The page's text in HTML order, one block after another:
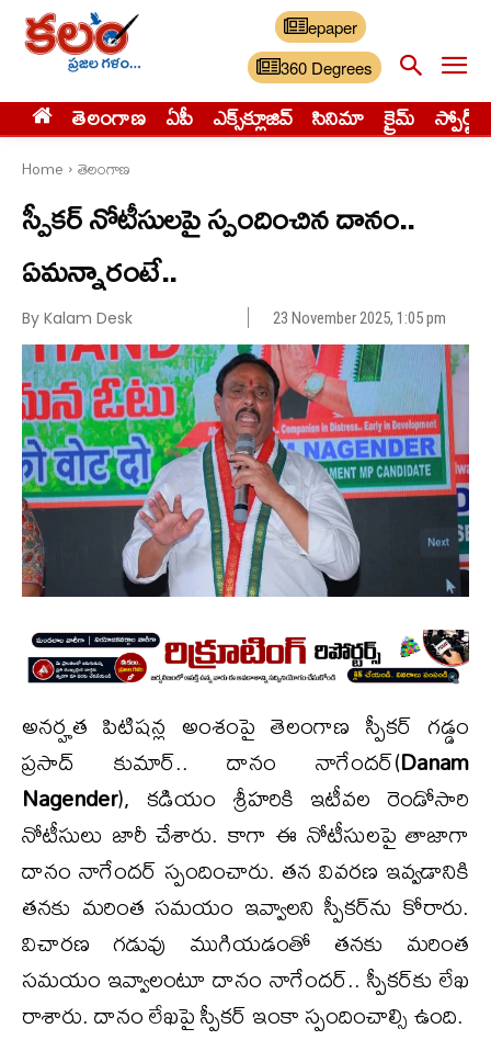
epaper
360 Degrees
తెలంగాణ ఏపీ ఎక్స్‌క్లూజివ్‌ సినిమా క్రైమ్ స్పోర్ట్స్
Home తెలంగాణ
స్పీకర్ నోటీసులపై స్పందించిన దానం..
ఏమన్నారంటే..
By Kalam Desk 23 November 2025, 1:05 pm
అనర్హత పిటిషన్ల అంశంపై తెలంగాణ స్పీకర్ గడ్డం
ప్రసాద్ కుమార్.. దానం నాగేందర్(Danam
Nagender), కడియం శ్రీహరికి ఇటీవల రెండోసారి
నోటీసులు జారీ చేశారు. కాగా ఈ నోటీసులపై తాజాగా
దానం నాగేందర్ స్పందించారు. తన వివరణ ఇవ్వడానికి
తనకు మరింత సమయం ఇవ్వాలని స్పీకర్‌ను కోరారు.
విచారణ గడువు ముగియడంతో తనకు మరింత
సమయం ఇవ్వాలంటూ దానం నాగేందర్.. స్పీకర్‌కు లేఖ
రాశారు. దానం లేఖపై స్పీకర్ ఇంకా స్పందించాల్సి ఉంది.